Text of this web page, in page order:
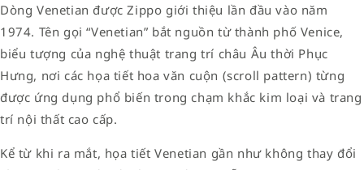
Dòng Venetian được Zippo giới thiệu lần đầu vào năm
1974. Tên gọi “Venetian” bắt nguồn từ thành phố Venice,
biểu tượng của nghệ thuật trang trí châu Âu thời Phục
Hưng, nơi các họa tiết hoa văn cuộn (scroll pattern) từng
được ứng dụng phổ biến trong chạm khắc kim loại và trang
trí nội thất cao cấp.
Kể từ khi ra mắt, họa tiết Venetian gần như không thay đổi